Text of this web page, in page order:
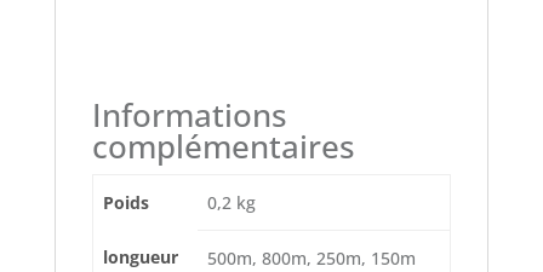
Informations
complémentaires
Poids 0,2 kg
longueur 500m, 800m, 250m, 150m